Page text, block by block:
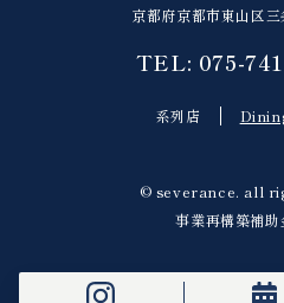
京都府京都市東山区
TEL: 075-
系列店
© severance. all
事業再構築補助